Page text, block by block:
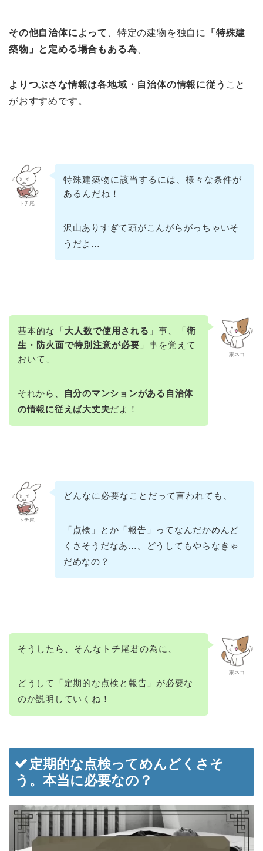
その他自治体によって 、特定の建物を独自に
「特殊建
築物」と定める場合もある為
よりつぶさな情報は各地域・自治体の情報に従う こと
がおすすめです。
トチ尾
特殊建築物に該当するには、様々な条件が
あるんだね！
沢山ありすぎて頭がこんがらがっちゃいそ
うだよ…
家ネコ
基本的な「大人数で使用される 」事、「衛
生・防火面で特別注意が必要 」事を覚えて
おいて、
それから、
自分のマンションがある自治体
の情報に従えば大丈夫だよ！
トチ尾
どんなに必要なことだって言われても、
「点検」とか「報告」ってなんだかめんど
くさそうだなあ…。どうしてもやらなきゃ
だめなの？
家ネコ
そうしたら、そんなトチ尾君の為に、
どうして「定期的な点検と報告」が必要な
のか説明していくね！
定期的な点検ってめんどくさそ
う。本当に必要なの？